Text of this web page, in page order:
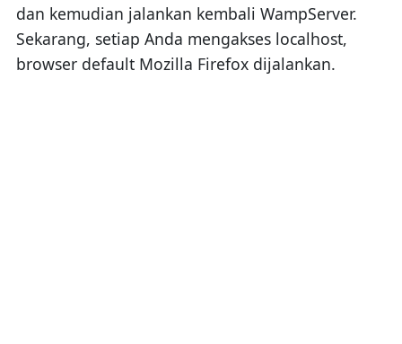
dan kemudian jalankan kembali WampServer.
Sekarang, setiap Anda mengakses localhost,
browser default Mozilla Firefox dijalankan.